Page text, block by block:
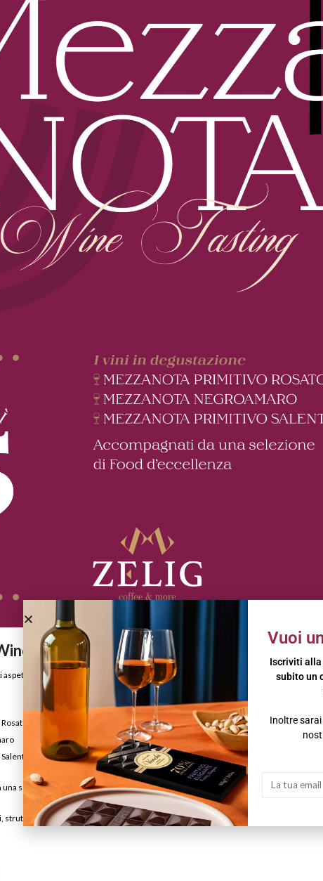
Tasting
per una degustazione esclusiva firmata Cantine Harmonia.
selezione di food d’eccellenza.
struttura e carattere, dove ogni calice racconta il suo tempo.
Vuoi
Iscriviti
subito un
Inoltre